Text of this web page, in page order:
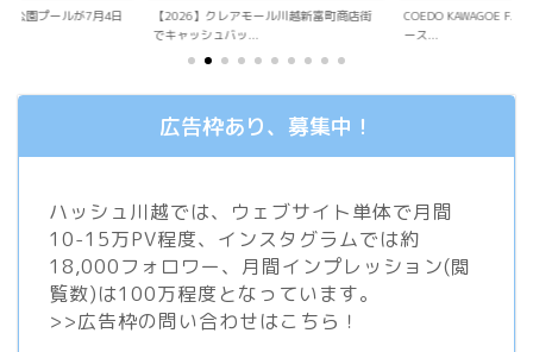
ル川越新富町商店街
COEDO KAWAGOE F.Cが小学生向けサッカ
ース...
「Sky Walker 7058」
内ア...
広告枠あり、募集中！
ハッシュ川越では、ウェブサイト単体で月間
10-15万PV程度、 インスタグラムでは約
18,000フォロワー、月間インプレッション(閲
覧数)は100万程度となっています。
>>広告枠の問い合わせはこちら！